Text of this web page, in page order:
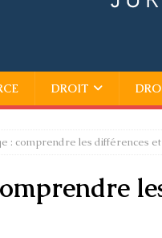
DROIT
: comprendre les différences